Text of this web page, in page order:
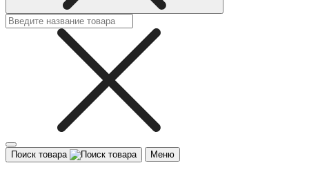
Поиск товара Меню